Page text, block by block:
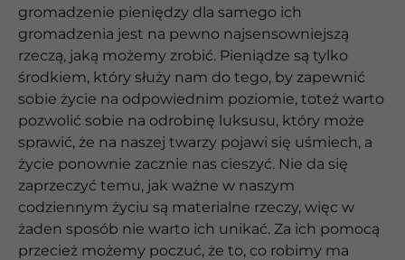
gromadzenie pieniędzy dla samego ich
gromadzenia jest na pewno najsensowniejszą
rzeczą, jaką możemy zrobić. Pieniądze są tylko
środkiem, który służy nam do tego, by zapewnić
sobie życie na odpowiednim poziomie, toteż warto
pozwolić sobie na odrobinę luksusu, który może
sprawić, że na naszej twarzy pojawi się uśmiech, a
życie ponownie zacznie nas cieszyć. Nie da się
zaprzeczyć temu, jak ważne w naszym
codziennym życiu są materialne rzeczy, więc w
żaden sposób nie warto ich unikać. Za ich pomocą
przecież możemy poczuć, że to, co robimy ma